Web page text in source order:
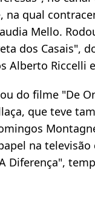
na qual
Mello.
dos Casais",
Alberto Riccelli
do filme "De
que teve
na televisão
Diferença",